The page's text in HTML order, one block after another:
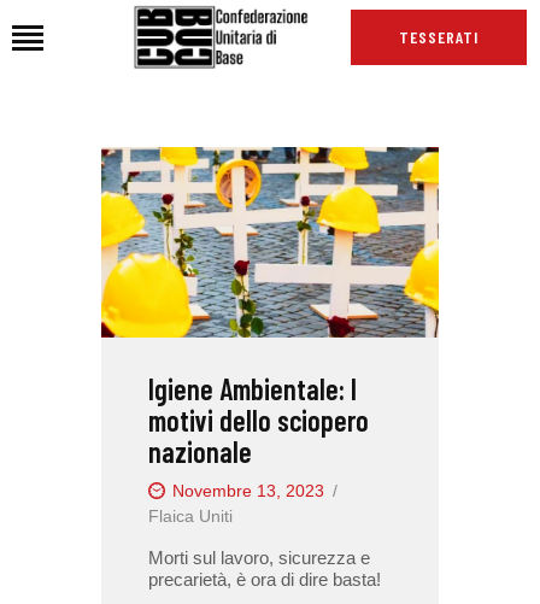
TESSERATI
HOME
CHI SIAMO
SEDI
NEWS
PODCAST CUB
INTERNAZIONALE
RASSEGNA STAMPA
Igiene Ambientale: I
motivi dello sciopero
nazionale
Novembre 13, 2023
Flaica Uniti
Morti sul lavoro, sicurezza e
precarietà, è ora di dire basta!